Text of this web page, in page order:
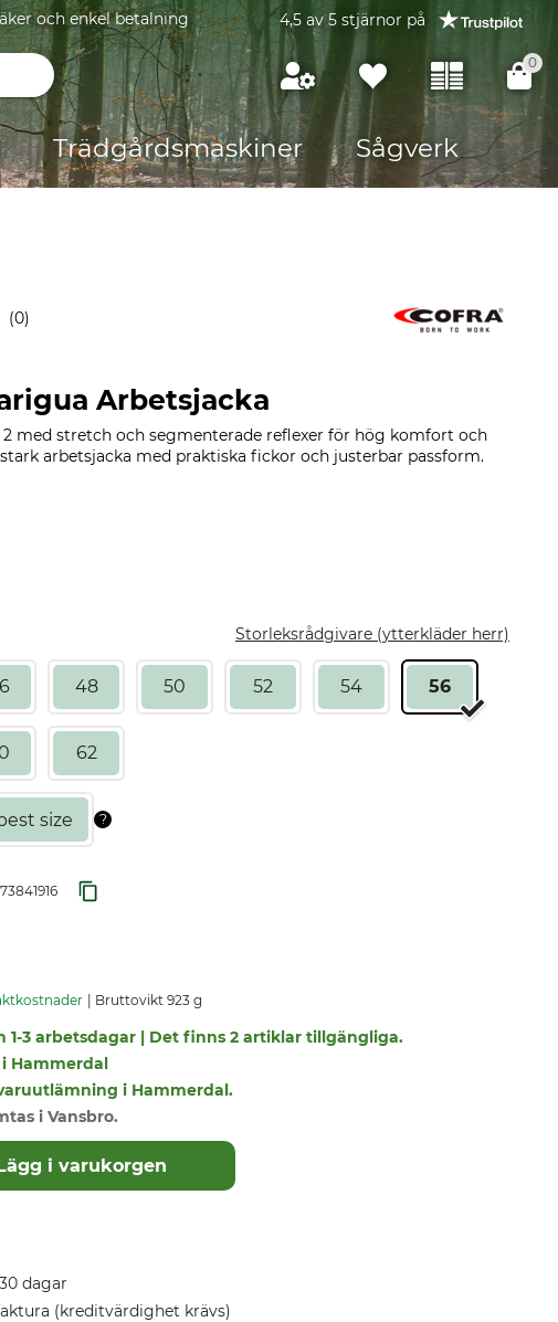
och enkel betalning 4,5 av 5 stjärnor på
0
Trädgårdsmaskiner Sågverk
0
Arbetsjacka
2 med stretch och segmenterade reflexer för hög komfort och
arbetsjacka med praktiska fickor och justerbar passform.
Storleksrådgivare (ytterkläder herr)
48 50 52 54 56
62
Bruttovikt 923 g
1-3 arbetsdagar | Det finns 2 artiklar tillgängliga.
Hammerdal
i Hammerdal.
i Vansbro.
i varukorgen
dagar
(kreditvärdighet krävs)